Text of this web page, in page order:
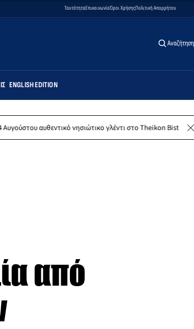
ΤαυτότηταΕπικοινωνίαΌροι ΧρήσηςΠολιτική Απορρήτου
Αναζήτηση
ENGLISH EDITION
νησιώτικο γλέντι στο Theikon Bistro Restaurant!
από